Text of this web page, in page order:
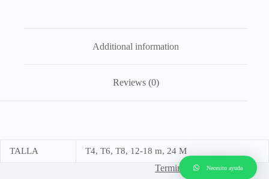
Additional information
Reviews (0)
TALLA T4, T6, T8, 12-18 m, 24 M
Terminos y Condiciones
Necesito ayuda